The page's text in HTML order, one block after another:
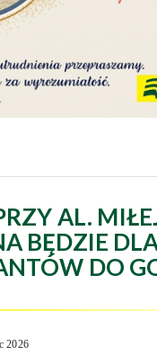
AL.
BĘDZIE
DO
2026